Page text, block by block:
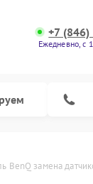
+7
Ежедневно, с
BenQ замена